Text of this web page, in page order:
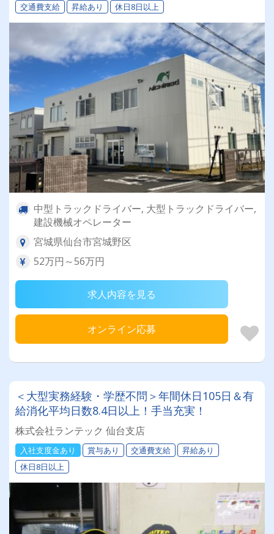
交通費支給 昇給あり 休日8日以上
中型トラックドライバー, 大型トラックドライバー,
建設機械オペレーター
宮城県仙台市宮城野区
52万円～56万円
求人内容を見る
オンライン応募
＜大型実務経験・学歴不問＞年間休日105日＆有
給消化平均日数8.4日以上！手当充実！
株式会社ランテック 仙台支店
入社支度金あり 賞与あり 交通費支給
昇給あり
休日8日以上